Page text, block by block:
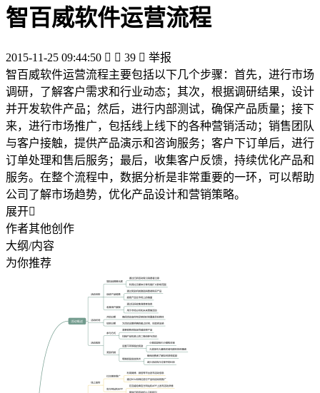
智百威软件运营流程
2015-11-25 09:44:50   39  举报
智百威软件运营流程主要包括以下几个步骤：首先，进行市场
调研，了解客户需求和行业动态；其次，根据调研结果，设计
并开发软件产品；然后，进行内部测试，确保产品质量；接下
来，进行市场推广，包括线上线下的各种营销活动；销售团队
与客户接触，提供产品演示和咨询服务；客户下订单后，进行
订单处理和售后服务；最后，收集客户反馈，持续优化产品和
服务。在整个流程中，数据分析是非常重要的一环，可以帮助
公司了解市场趋势，优化产品设计和营销策略。
展开
作者其他创作
大纲/内容
为你推荐